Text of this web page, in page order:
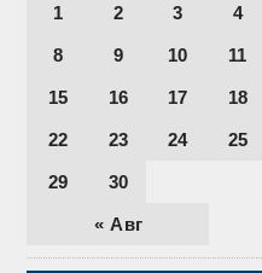
« Авг
1 2 3 4
8 9 10 11
15 16 17 18
22 23 24 25
29 30